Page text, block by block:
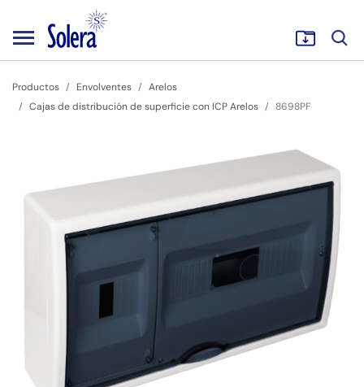
Productos Envolventes
Arelos
Cajas de distribución de superficie con ICP Arelos
8698PF